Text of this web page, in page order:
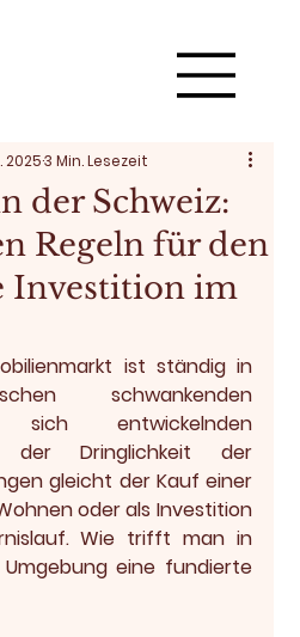
der Schweiz:
Regeln für den
Investition im
20253 Min. Lesezeit
ist ständig in
schwankenden
sich entwickelnden
der Dringlichkeit der
gleicht der Kauf einer
oder als Investition
Wie trifft man in
eine fundierte